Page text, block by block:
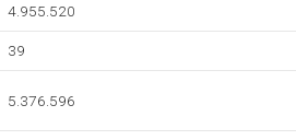
4.955.520
39
5.376.596